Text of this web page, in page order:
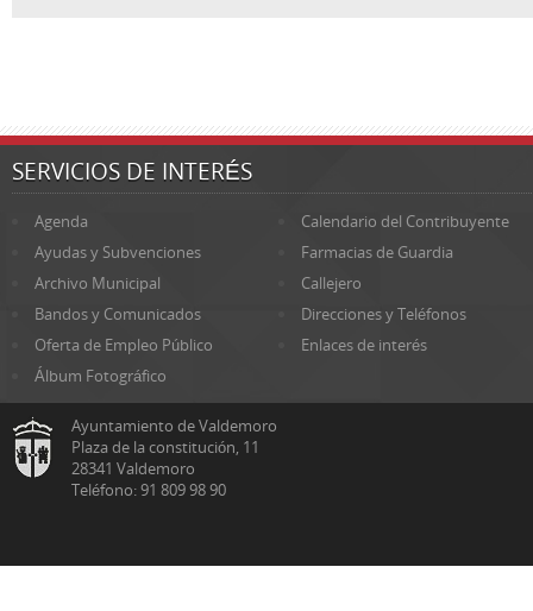
SERVICIOS DE INTERÉS
Agenda
Calendario del Contribuyente
Ayudas y Subvenciones
Farmacias de Guardia
Archivo Municipal
Callejero
Bandos y Comunicados
Direcciones y Teléfonos
Oferta de Empleo Público
Enlaces de interés
Álbum Fotográfico
Ayuntamiento de Valdemoro
Plaza de la constitución, 11
28341 Valdemoro
Teléfono: 91 809 98 90